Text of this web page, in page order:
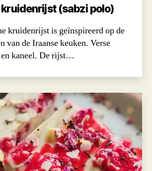
(sabzi polo)
kruidenrijst is geïnspireerd op de
van de Iraanse keuken. Verse
kaneel. De rijst…